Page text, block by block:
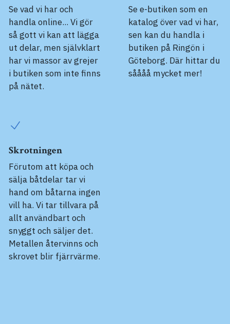
Se vad vi har och
handla online... Vi gör
så gott vi kan att lägga
ut delar, men självklart
har vi massor av grejer
i butiken som inte finns
på nätet.
Se e-butiken som en
katalog över vad vi har,
sen kan du handla i
butiken på Ringön i
Göteborg. Där hittar du
såååå mycket mer!
Skrotningen
Förutom att köpa och
sälja båtdelar tar vi
hand om båtarna ingen
vill ha. Vi tar tillvara på
allt användbart och
snyggt och säljer det.
Metallen återvinns och
skrovet blir fjärrvärme.